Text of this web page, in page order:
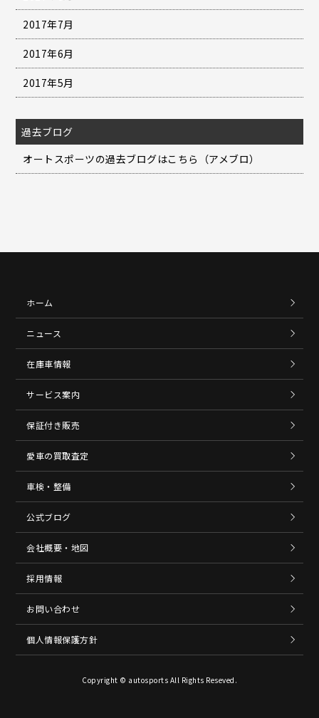
2017年7月
2017年6月
2017年5月
過去ブログ
オートスポーツの過去ブログはこちら（アメブロ）
ホーム
ニュース
在庫車情報
サービス案内
保証付き販売
愛車の買取査定
車検・整備
公式ブログ
会社概要・地図
採用情報
お問い合わせ
個人情報保護方針
Copyright © autosports All Rights Reseved.